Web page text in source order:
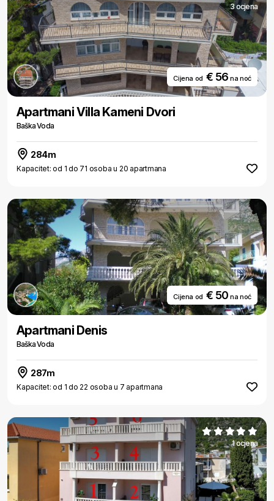
3 ocjena
Cijena od € 56na noć
Apartmani Villa Kameni Dvori
Baška Voda
284m
Kapacitet: od 1 do 71 osoba u 20 apartmana
Cijena od € 50na noć
Apartmani Denis
Baška Voda
287m
Kapacitet: od 1 do 22 osoba u 7 apartmana
1 ocjena